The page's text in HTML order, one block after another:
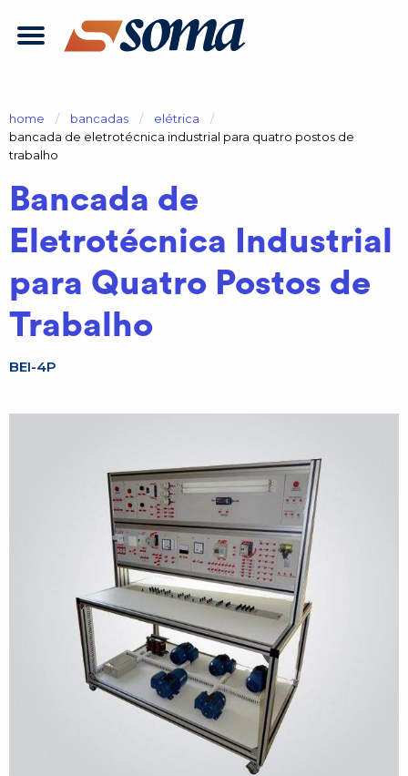
home bancadas
elétrica
atual:
bancada de eletrotécnica industrial para quatro postos de
trabalho
Bancada de
Eletrotécnica Industrial
para Quatro Postos de
Trabalho
BEI-4P